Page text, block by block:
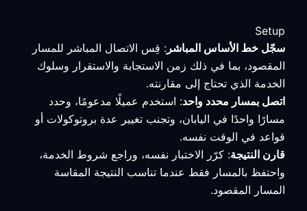
Setup
سجّل خط الأساس المباشر : قِس الاتصال المباشر للمسار
المقصود، بما في ذلك زمن الاستجابة والاستقرار وسلوك
الخدمة الذي تحتاج إلى مقارنته.
اتصل بمسار محدد واحد: استخدم عميلًا مدعومًا، وحدد
مسارًا واحدًا في اليابان، وتجنب تغيير عدة بروتوكولات أو
قواعد في الوقت نفسه.
قارن النتيجة: كرّر الاختبار نفسه، وراجع شروط الخدمة،
واحتفظ بالمسار فقط عندما تناسب النتيجة المقاسة
المسار المقصود.